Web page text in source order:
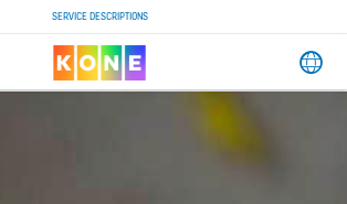
SERVICE DESCRIPTIONS